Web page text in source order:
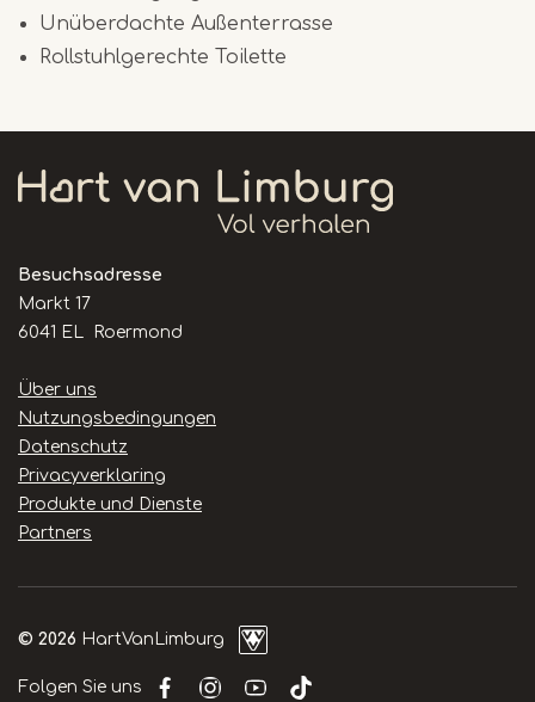
Unüberdachte Außenterrasse
Rollstuhlgerechte Toilette
Besuchsadresse
Markt 17
6041 EL Roermond
Handige
links
Über uns
Nutzungsbedingungen
Datenschutz
Privacyverklaring
Produkte und Dienste
Partners
© 2026 HartVanLimburg
Folgen Sie uns